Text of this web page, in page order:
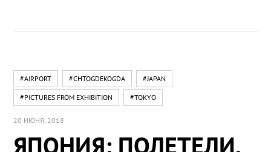
#AIRPORT #CHTOGDEKOGDA #JAPAN
#PICTURES FROM EXHIBITION #TOKYO
20 ИЮНЯ, 2018
ЯПОНИЯ: ПОЛЕТЕЛИ,